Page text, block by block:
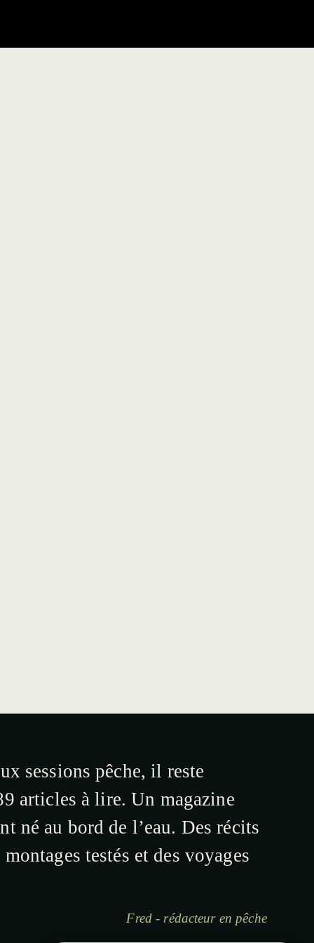
sessions pêche, il reste
articles à lire. Un magazine
né au bord de l’eau. Des récits
testés et des voyages
Fred - rédacteur en pêche